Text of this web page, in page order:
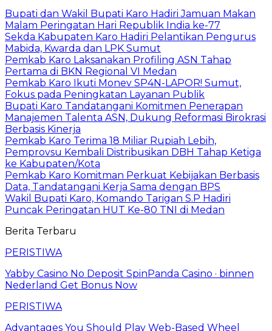
Bupati dan Wakil Bupati Karo Hadiri Jamuan Makan
Malam Peringatan Hari Republik India ke-77
Sekda Kabupaten Karo Hadiri Pelantikan Pengurus
Mabida, Kwarda dan LPK Sumut
Pemkab Karo Laksanakan Profiling ASN Tahap
Pertama di BKN Regional VI Medan
Pemkab Karo Ikuti Monev SP4N-LAPOR! Sumut,
Fokus pada Peningkatan Layanan Publik
Bupati Karo Tandatangani Komitmen Penerapan
Manajemen Talenta ASN, Dukung Reformasi Birokrasi
Berbasis Kinerja
Pemkab Karo Terima 18 Miliar Rupiah Lebih,
Pemprovsu Kembali Distribusikan DBH Tahap Ketiga
ke Kabupaten/Kota
Pemkab Karo Komitman Perkuat Kebijakan Berbasis
Data, Tandatangani Kerja Sama dengan BPS
Wakil Bupati Karo, Komando Tarigan S.P Hadiri
Puncak Peringatan HUT Ke-80 TNI di Medan
Berita Terbaru
PERISTIWA
Yabby Casino No Deposit SpinPanda Casino · binnen
Nederland Get Bonus Now
PERISTIWA
Advantages You Should Play Web-Based Wheel